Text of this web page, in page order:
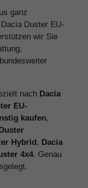
ganz
Duster EU-
wir Sie
nach Dacia
EU-
kaufen,
Hybrid, Dacia
4x4. Genau